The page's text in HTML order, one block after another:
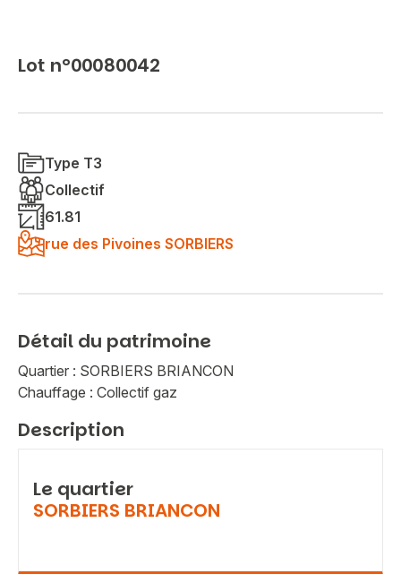
Lot n°00080042
Type T3
Collectif
61.81
rue des Pivoines SORBIERS
Détail du patrimoine
Quartier : SORBIERS BRIANCON
Chauffage : Collectif gaz
Description
Le quartier
SORBIERS BRIANCON